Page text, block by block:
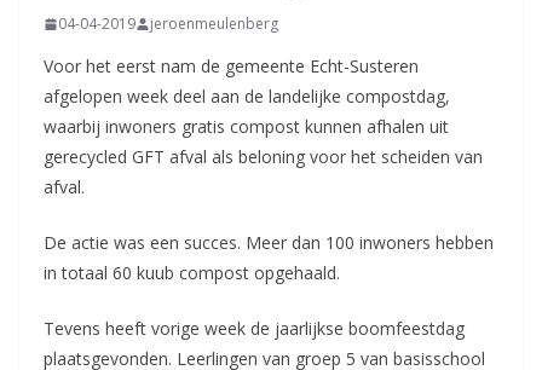
04-04-2019 jeroenmeulenberg
Voor het eerst nam de gemeente Echt-Susteren
afgelopen week deel aan de landelijke compostdag,
waarbij inwoners gratis compost kunnen afhalen uit
gerecycled GFT afval als beloning voor het scheiden van
afval.
De actie was een succes. Meer dan 100 inwoners hebben
in totaal 60 kuub compost opgehaald.
Tevens heeft vorige week de jaarlijkse boomfeestdag
plaatsgevonden. Leerlingen van groep 5 van basisschool